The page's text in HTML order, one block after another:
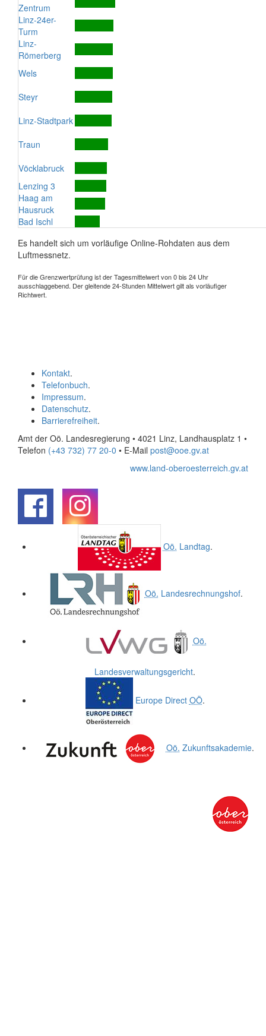
Zentrum
Linz-24er-
Turm
Linz-
Römerberg
Wels
Steyr
Linz-Stadtpark
Traun
Vöcklabruck
Lenzing 3
Haag am
Hausruck
Bad Ischl
Es handelt sich um vorläufige Online-Rohdaten aus dem
Luftmessnetz.
Für die Grenzwertprüfung ist der Tagesmittelwert von 0 bis 24 Uhr
ausschlaggebend. Der gleitende 24-Stunden Mittelwert gilt als vorläufiger
Richtwert.
Kontakt.
Telefonbuch.
Impressum.
Datenschutz.
Barrierefreiheit.
Amt der Oö. Landesregierung • 4021 Linz, Landhausplatz 1 •
Telefon (+43 732) 77 20-0 • E-Mail post@ooe.gv.at
www.land-oberoesterreich.gv.at
Oö. Landtag.
Oö. Landesrechnungshof.
Oö.
Landesverwaltungsgericht.
Europe Direct OÖ.
Oö. Zukunftsakademie.